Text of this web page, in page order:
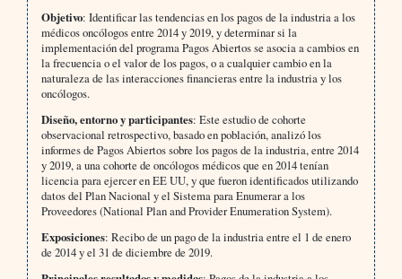
Objetivo: Identificar las tendencias en los pagos de la industria a los
médicos oncólogos entre 2014 y 2019, y determinar si la
implementación del programa Pagos Abiertos se asocia a cambios en
la frecuencia o el valor de los pagos, o a cualquier cambio en la
naturaleza de las interacciones financieras entre la industria y los
oncólogos.
Diseño, entorno y participantes: Este estudio de cohorte
observacional retrospectivo, basado en población, analizó los
informes de Pagos Abiertos sobre los pagos de la industria, entre 2014
y 2019, a una cohorte de oncólogos médicos que en 2014 tenían
licencia para ejercer en EE UU, y que fueron identificados utilizando
datos del Plan Nacional y el Sistema para Enumerar a los
Proveedores (National Plan and Provider Enumeration System).
Exposiciones: Recibo de un pago de la industria entre el 1 de enero
de 2014 y el 31 de diciembre de 2019.